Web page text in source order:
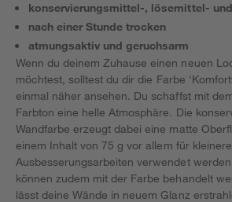
konservierungsmittel-, lösemittel-
nach einer Stunde trocken
atmungsaktiv und geruchsarm
Wenn du deinem Zuhause einen neuen
möchtest, solltest du dir die Farbe
einmal näher ansehen. Du schaffst mit
Farbton eine helle Atmosphäre. Die
Wandfarbe erzeugt dabei eine matte
einem Inhalt von 75 g vor allem für kleinere
Ausbesserungsarbeiten verwendet
können zudem mit der Farbe behandelt
lässt deine Wände in neuem Glanz